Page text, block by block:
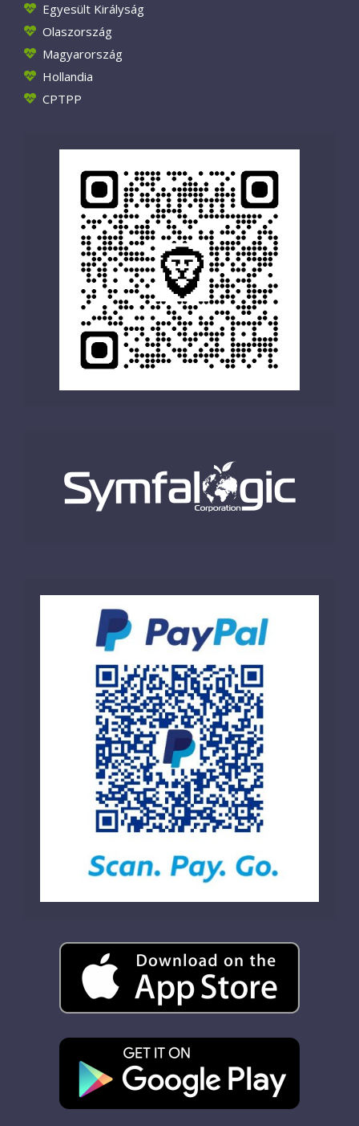
Egyesült Királyság
Olaszország
Magyarország
Hollandia
CPTPP